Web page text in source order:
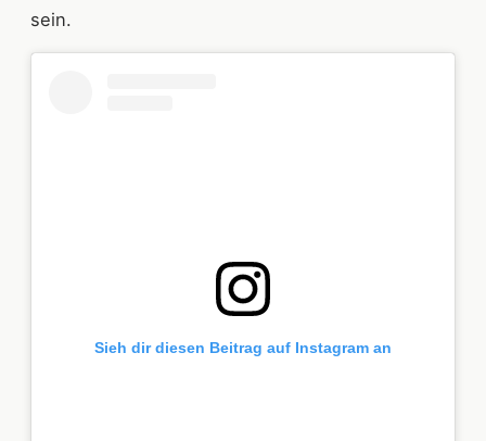
sein.
Sieh dir diesen Beitrag auf Instagram an